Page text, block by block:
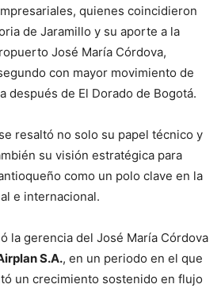
quienes coincidieron
de Jaramillo y su aporte a la
José María Córdova,
con mayor movimiento de
después de El Dorado de Bogotá.
resaltó no solo su papel técnico y
su visión estratégica para
como un polo clave en la
e internacional.
la gerencia del José María Córdova
S.A., en un periodo en el que
un crecimiento sostenido en flujo